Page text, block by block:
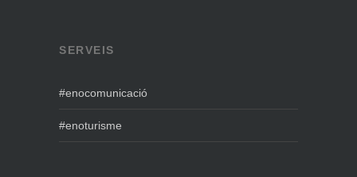
SERVEIS
#enocomunicació
#enoturisme